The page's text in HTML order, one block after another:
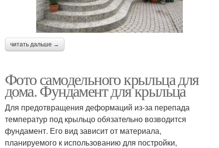
читать дальше →
Фото самодельного крыльца для
дома. Фундамент для крыльца
Для предотвращения деформаций из-за перепада
температур под крыльцо обязательно возводится
фундамент. Его вид зависит от материала,
планируемого к использованию для постройки,